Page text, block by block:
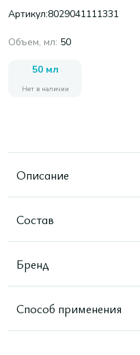
Артикул:8029041111331
Объем, мл: 50
50 мл
Нет в наличии
Описание
Состав
Бренд
Способ применения